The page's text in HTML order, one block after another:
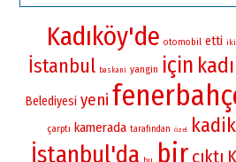
Kadıköy'de otomobil etti iki
İstanbul baskani yangin için
Belediyesi yeni
çarptı kamerada tarafından özel
İstanbul'da bu bir çıktı